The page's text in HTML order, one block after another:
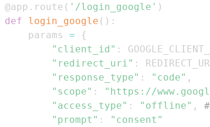
@app . route ( '/login_google' )
def
login_google ( ) :
    params
=
{
"client_id" :
"redirect_uri" :
"response_type" : "code" ,
"scope" : "https://
"access_type" : "offline" ,
"prompt" :
"consent"